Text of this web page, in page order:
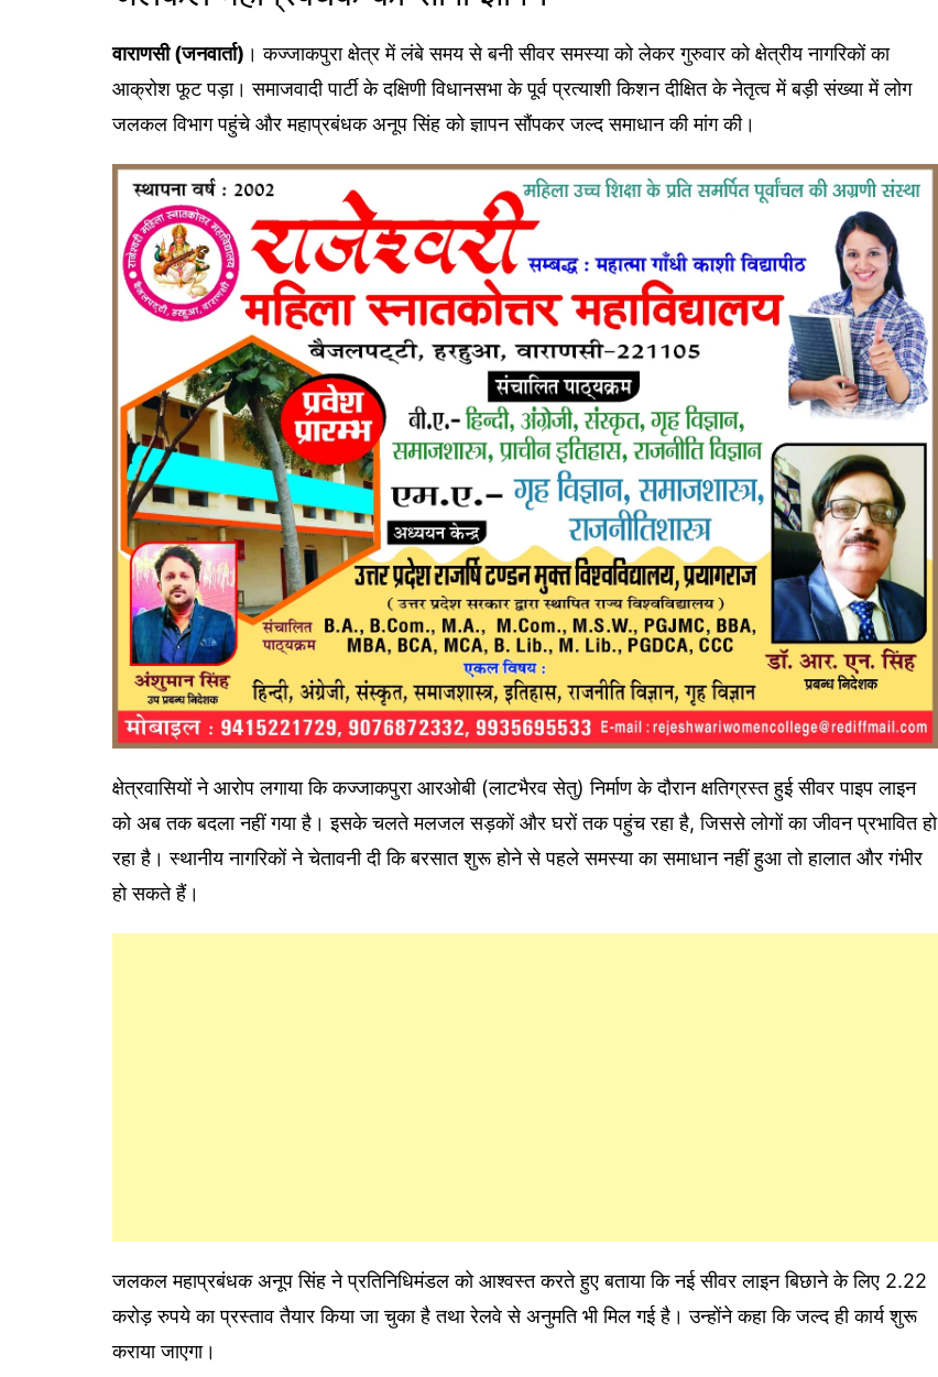
वाराणसी (जनवार्ता) । कज्जाकपुरा क्षेत्र में लंबे समय से बनी सीवर समस्या को लेकर गुरुवार को क्षेत्रीय नागरिकों का
आक्रोश फूट पड़ा। समाजवादी पार्टी के दक्षिणी विधानसभा के पूर्व प्रत्याशी किशन दीक्षित के नेतृत्व में बड़ी संख्या में लोग
जलकल विभाग पहुंचे और महाप्रबंधक अनूप सिंह को ज्ञापन सौंपकर जल्द समाधान की मांग की।
क्षेत्रवासियों ने आरोप लगाया कि कज्जाकपुरा आरओबी (लाटभैरव सेतु) निर्माण के दौरान क्षतिग्रस्त हुई सीवर पाइप लाइन
को अब तक बदला नहीं गया है। इसके चलते मलजल सड़कों और घरों तक पहुंच रहा है, जिससे लोगों का जीवन प्रभावित हो
रहा है। स्थानीय नागरिकों ने चेतावनी दी कि बरसात शुरू होने से पहले समस्या का समाधान नहीं हुआ तो हालात और गंभीर
हो सकते हैं।
जलकल महाप्रबंधक अनूप सिंह ने प्रतिनिधिमंडल को आश्वस्त करते हुए बताया कि नई सीवर लाइन बिछाने के लिए 2.22
करोड़ रुपये का प्रस्ताव तैयार किया जा चुका है तथा रेलवे से अनुमति भी मिल गई है। उन्होंने कहा कि जल्द ही कार्य शुरू
कराया जाएगा।